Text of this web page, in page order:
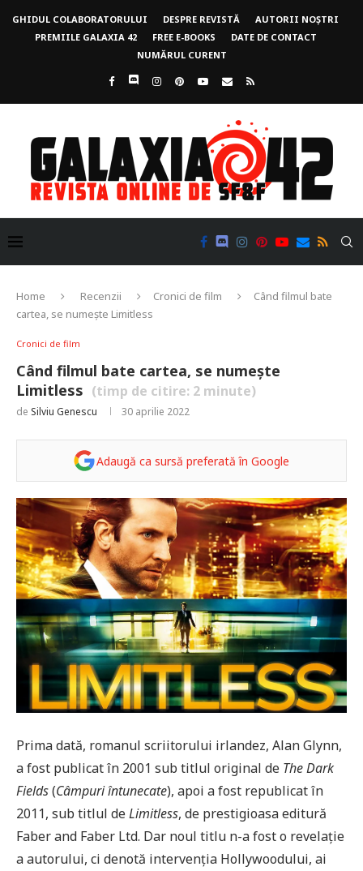
GHIDUL COLABORATORULUI DESPRE REVISTĂ
AUTORII NOȘTRI
PREMIILE GALAXIA 42
FREE E-BOOKS
DATE DE CONTACT
NUMĂRUL CURENT
Home Recenzii Cronici de film
Când filmul bate
cartea, se numește Limitless
Cronici de film
Când filmul bate cartea, se numește
Limitless (timp de citire: 2 minute)
de Silviu Genescu 30 aprilie 2022
Adaugă ca sursă preferată în Google
Prima dată, romanul scriitorului irlandez, Alan Glynn,
a fost publicat în 2001 sub titlul original de The Dark
Fields(Câmpuri întunecate), apoi a fost republicat în
2011, sub titlul deLimitless, de prestigioasa editură
Faber and Faber Ltd. Dar noul titlu n-a fost o revelație
a autorului, ci denotă intervenția Hollywoodului, ai